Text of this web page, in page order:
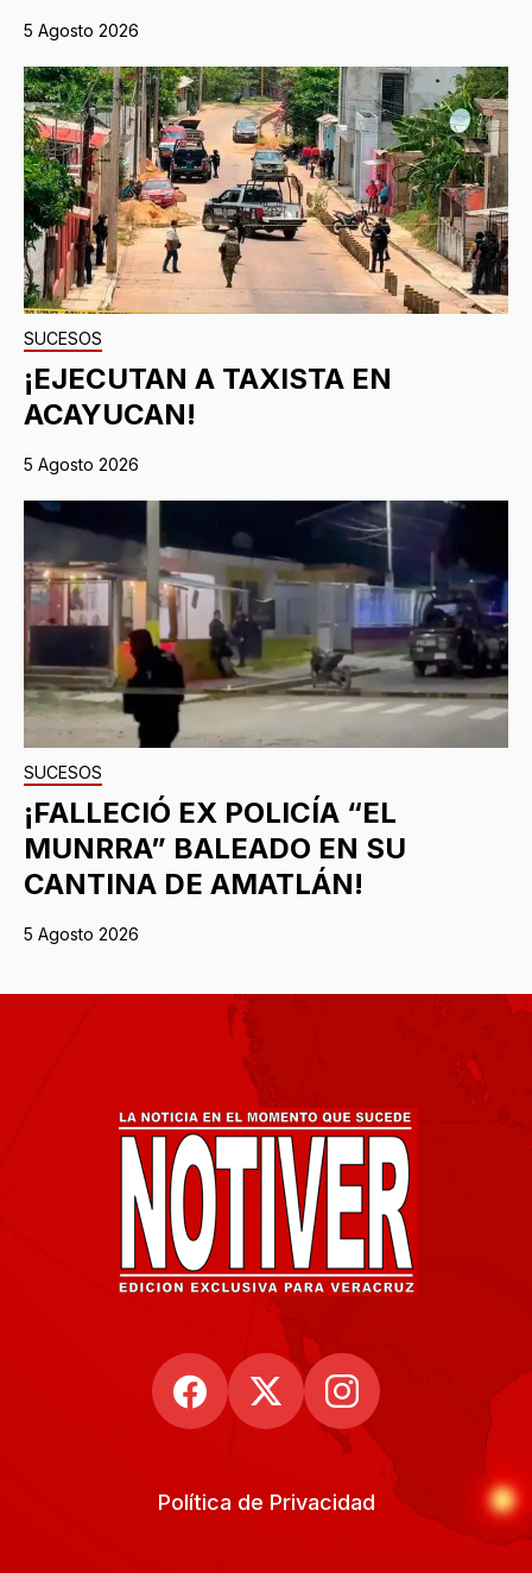
5 Agosto 2026
SUCESOS
¡EJECUTAN A TAXISTA EN
ACAYUCAN!
5 Agosto 2026
SUCESOS
¡FALLECIÓ EX POLICÍA “EL
MUNRRA” BALEADO EN SU
CANTINA DE AMATLÁN!
5 Agosto 2026
Política de Privacidad